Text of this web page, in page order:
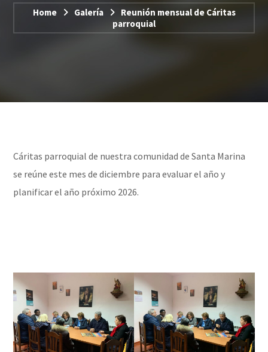
Home Galería
Reunión mensual de Cáritas
parroquial
Cáritas parroquial de nuestra comunidad de Santa Marina
se reúne este mes de diciembre para evaluar el año y
planificar el año próximo 2026.